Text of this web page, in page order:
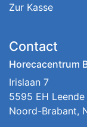
Zur Kasse
Contact
Horecacentrum
Irislaan 7
5595 EH Leende
Noord-Brabant,